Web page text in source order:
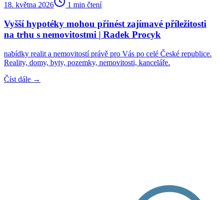
18. května 2026 1 min čtení
Vyšší hypotéky mohou přinést zajímavé příležitosti
na trhu s nemovitostmi | Radek Procyk
nabídky realit a nemovitostí právě pro Vás po celé České republice.
Reality, domy, byty, pozemky, nemovitosti, kanceláře.
Číst dále →